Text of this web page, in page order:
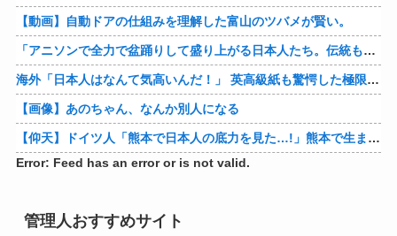
【動画】自動ドアの仕組みを理解した富山のツバメが賢い。
「アニソンで全力で盆踊りして盛り上がる日本人たち。伝統もオタクもこの熱量、素晴らしい」→女さんブチギレ「これを見て『日本の品格が落ちた』と思いま…
海外「日本人はなんて気高いんだ！」 英高級紙も驚愕した極限の中の日本人の姿に世界が衝撃
【画像】あのちゃん、なんか別人になる
【仰天】ドイツ人「熊本で日本人の底力を見た…!」熊本で生まれて初めて震度7の大地震を経験したドイツ人。直後、日本人たちの行動に衝撃を受けてしまう…
Error: Feed has an error or is not valid.
管理人おすすめサイト